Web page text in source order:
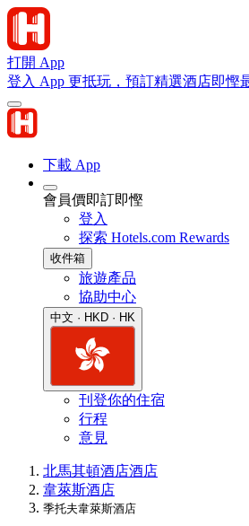
打開 App
登入 App 更抵玩，預訂精選酒店即慳
下載 App
會員價即訂即慳
登入
探索 Hotels.com Rewards
收件箱
旅遊產品
協助中心
中文 · HKD · HK
刊登你的住宿
行程
意見
北馬其頓酒店酒店
韋萊斯酒店
季托夫韋萊斯酒店